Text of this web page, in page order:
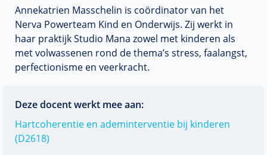
Annekatrien Masschelin is coördinator van het
Nerva Powerteam Kind en Onderwijs. Zij werkt in
haar praktijk Studio Mana zowel met kinderen als
met volwassenen rond de thema’s stress, faalangst,
perfectionisme en veerkracht.
Deze docent werkt mee aan:
Hartcoherentie en ademinterventie bij kinderen
(D2618)